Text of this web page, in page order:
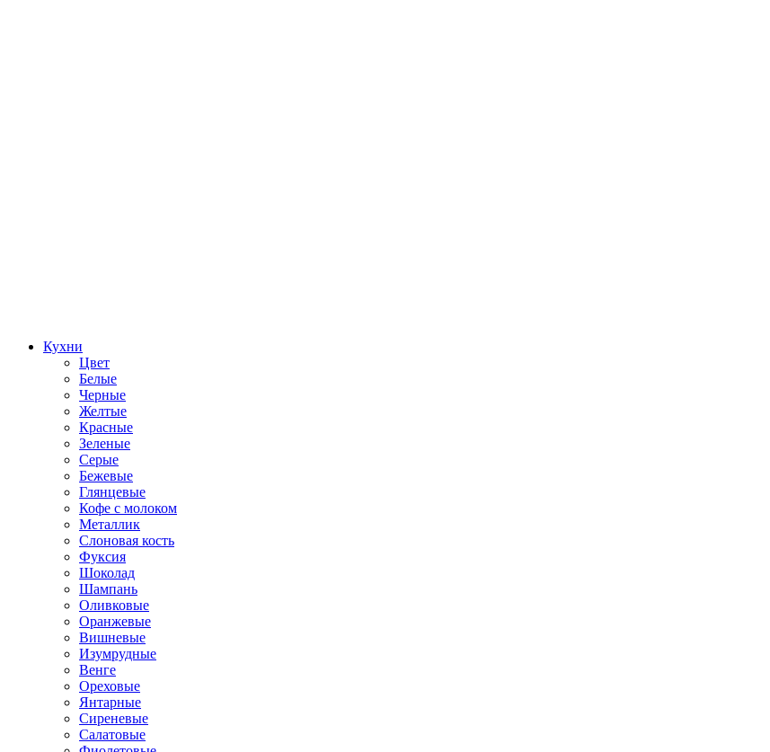
Кухни
Цвет
Белые
Черные
Желтые
Красные
Зеленые
Серые
Бежевые
Глянцевые
Кофе с молоком
Металлик
Слоновая кость
Фуксия
Шоколад
Шампань
Оливковые
Оранжевые
Вишневые
Изумрудные
Венге
Ореховые
Янтарные
Сиреневые
Салатовые